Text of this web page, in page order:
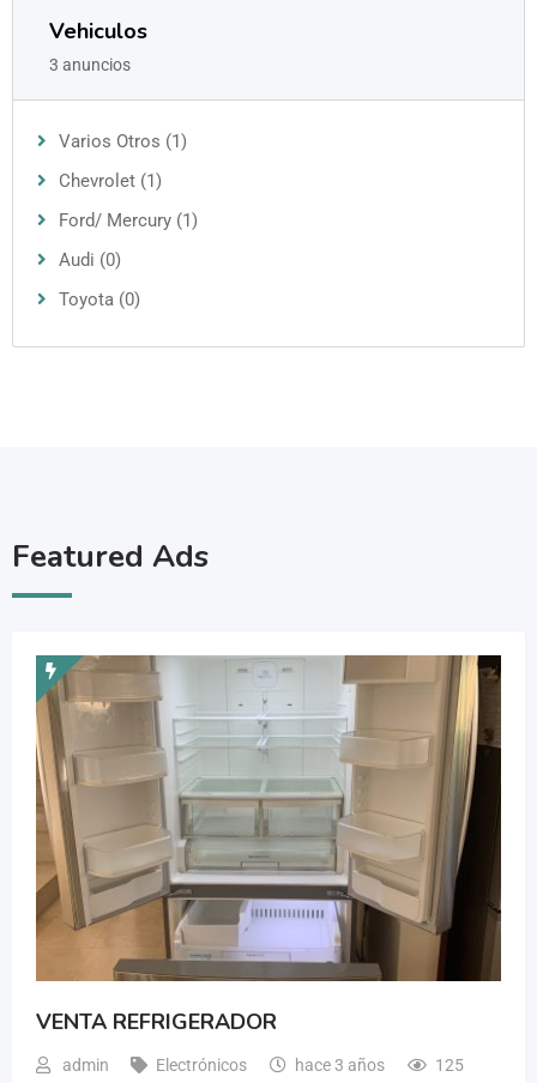
Vehiculos
3 anuncios
Varios Otros (1)
Chevrolet (1)
Ford/ Mercury (1)
Audi (0)
Toyota (0)
Featured Ads
VENTA REFRIGERADOR
admin Electrónicos hace 3 años
125